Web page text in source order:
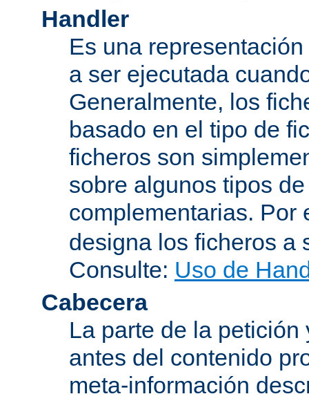
Handler
Es una
a ser ejecutada
Generalmente, los
basado en el tipo de
ficheros son
sobre algunos tipos
complementarias.
designa los ficheros
Consulte: Uso de
Cabecera
La parte de la
antes del contenido
meta-información